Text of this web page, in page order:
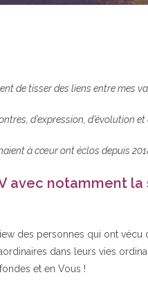
de tisser des liens entre mes
d’expression, d’évolution et
à cœur ont éclos depuis
avec notamment
des personnes qui ont
dans leurs vies
et en Vous !